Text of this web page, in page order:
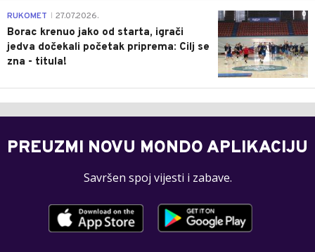
0
RUKOMET 27.07.2026.
Borac krenuo jako od starta, igrači
jedva dočekali početak priprema: Cilj se
zna - titula!
PREUZMI NOVU MONDO APLIKACIJU
Savršen spoj vijesti i zabave.